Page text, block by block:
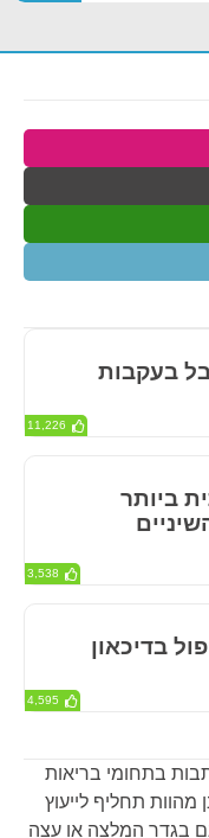
בתחומי בריאות
מהוות תחליף לייעוץ
בגדר המלצה או עצה
בעקבות
11,226
ביותר
3,538
בדיכאון
4,595